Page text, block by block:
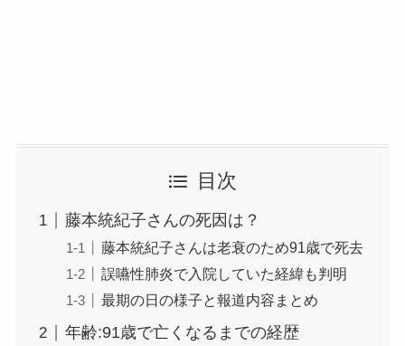
目次
藤本統紀子さんの死因は？
藤本統紀子さんは老衰のため91歳で死去
誤嚥性肺炎で入院していた経緯も判明
最期の日の様子と報道内容まとめ
年齢:91歳で亡くなるまでの経歴